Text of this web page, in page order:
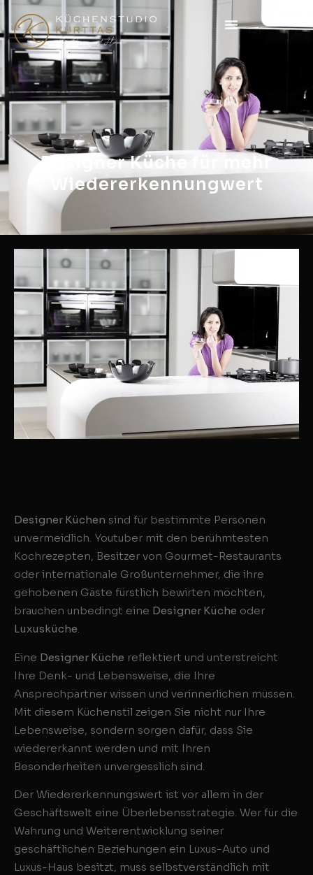
Designer Küche für mehr
Wiedererkennungwert
Designer Küchen sind für bestimmte Personen
unvermeidlich. Youtuber mit den berühmtesten
Kochrezepten, Besitzer von Gourmet-Restaurants
oder internationale Großunternehmer, die ihre
gehobenen Gäste fürstlich bewirten möchten,
brauchen unbedingt eine Designer Küche oder
Luxusküche.
Eine Designer Küche reflektiert und unterstreicht
Ihre Denk- und Lebensweise, die Ihre
Ansprechpartner wissen und verinnerlichen müssen.
Mit diesem Küchenstil zeigen Sie nicht nur Ihre
Lebensweise, sondern sorgen dafür, dass Sie
wiedererkannt werden und mit Ihren
Besonderheiten unvergesslich sind.
Der Wiedererkennungswert ist vor allem in der
Geschäftswelt eine Überlebensstrategie. Wer für die
Wahrung und Weiterentwicklung seiner
geschäftlichen Beziehungen ein Luxus-Auto und
Luxus-Haus besitzt, muss selbstverständlich mit